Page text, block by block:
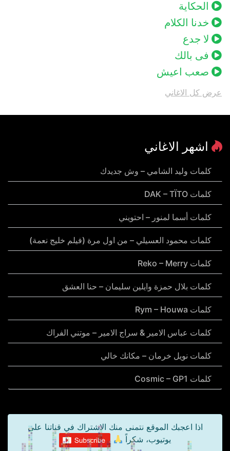
الحكاية
خدنا الكلام
لا جدع
فى بالك
صعب اعيش
عرض كل الاغاني
اشهر الاغاني
كلمات وليد الشامي – وش جديدك
كلمات DAK – TÏTO
كلمات أسما لمنور – احتويني
كلمات محمود العسيلي – من اول مرة (فيلم خليج نعمة)
كلمات Reko – Merry
كلمات بلال حمزة وايلين سليمان – حنا العشق
كلمات Rym – Houwa
كلمات عباس الامير & سراج الامير – موتني الفراك
كلمات نويل خرمان – مكانك خالي
كلمات Cosmic – GP1
اذا اعجبك الموقع نتمنى منك الاشتراك في قناتنا على
يوتيوب، شكراً